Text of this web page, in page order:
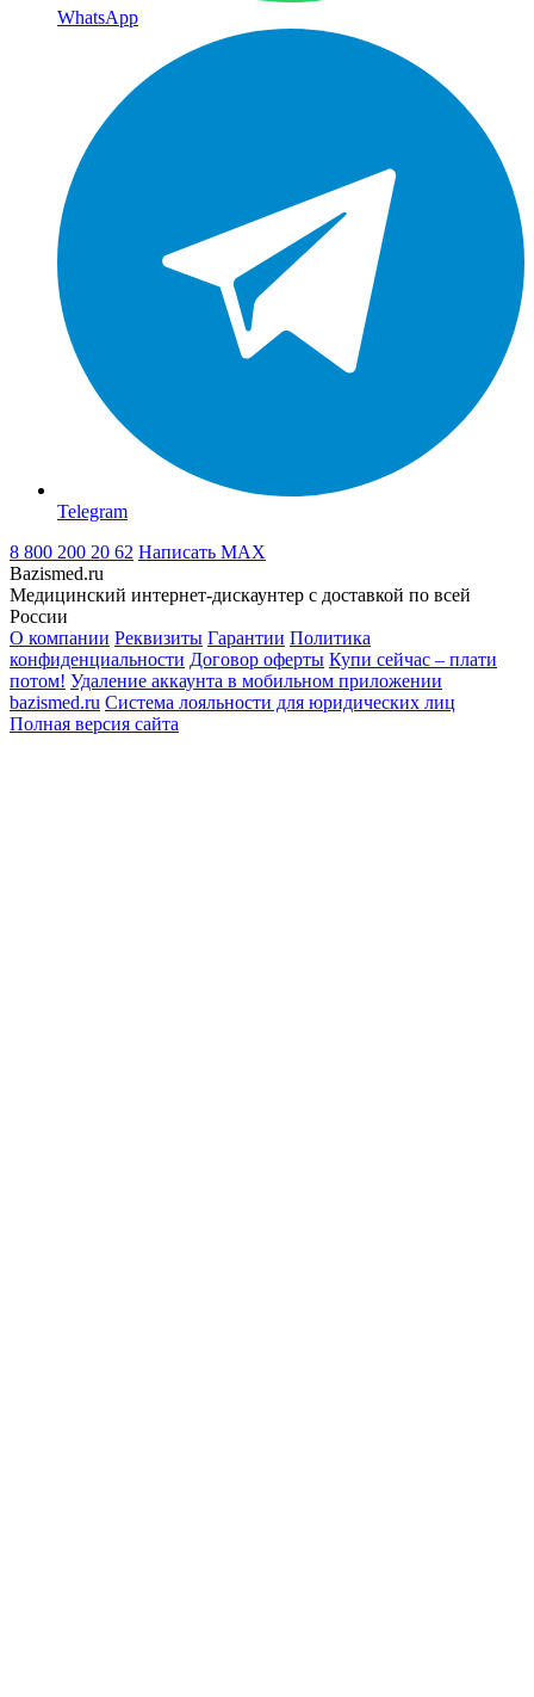
WhatsApp
Telegram
8 800 200 20 62 Написать MAX
Bazismed.ru
Медицинский интернет-дискаунтер с доставкой по всей
России
О компании Реквизиты Гарантии Политика
конфиденциальности Договор оферты Купи сейчас – плати
потом! Удаление аккаунта в мобильном приложении
bazismed.ru Система лояльности для юридических лиц
Полная версия сайта